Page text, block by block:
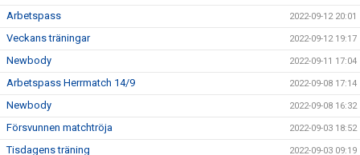
Arbetspass 2022-09-12 20:01
Veckans träningar 2022-09-12 19:17
Newbody 2022-09-11 17:04
Arbetspass Herrmatch 14/9 2022-09-08 17:14
Newbody 2022-09-08 16:32
Försvunnen matchtröja 2022-09-03 18:52
Tisdagens träning 2022-09-03 09:19